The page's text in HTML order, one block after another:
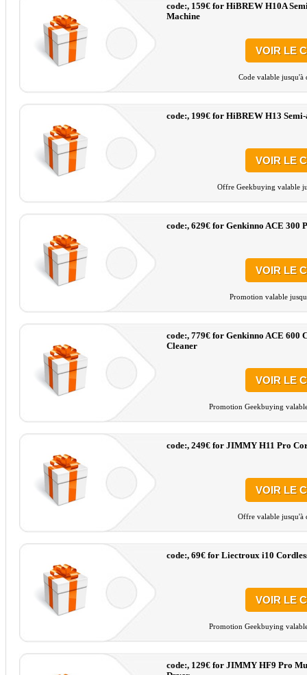
code:, 159€ for HiBREW H10A
Machine
VOIR LE
Code valable jusqu'à
code:, 199€ for HiBREW H13
VOIR LE
Offre Geekbuying valable
code:, 629€ for Genkinno ACE 300
VOIR LE
Promotion valable
code:, 779€ for Genkinno ACE 600
Cleaner
VOIR LE
Promotion Geekbuying
code:, 249€ for JIMMY H11 Pro
VOIR LE
Offre valable jusqu'à
code:, 69€ for Liectroux i10
VOIR LE
Promotion Geekbuying
code:, 129€ for JIMMY HF9 Pro